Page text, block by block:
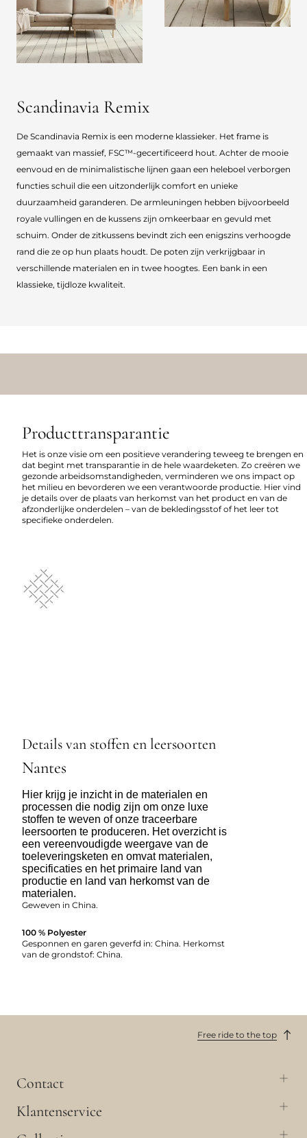
Scandinavia Remix
De Scandinavia Remix is een moderne klassieker. Het frame is
gemaakt van massief, FSC™-gecertificeerd hout. Achter de mooie
eenvoud en de minimalistische lijnen gaan een heleboel verborgen
functies schuil die een uitzonderlijk comfort en unieke
duurzaamheid garanderen. De armleuningen hebben bijvoorbeeld
royale vullingen en de kussens zijn omkeerbaar en gevuld met
schuim. Onder de zitkussens bevindt zich een enigszins verhoogde
rand die ze op hun plaats houdt. De poten zijn verkrijgbaar in
verschillende materialen en in twee hoogtes. Een bank in een
klassieke, tijdloze kwaliteit.
Producttransparantie
Het is onze visie om een positieve verandering teweeg te brengen en
dat begint met transparantie in de hele waardeketen. Zo creëren we
gezonde arbeidsomstandigheden, verminderen we ons impact op
het milieu en bevorderen we een verantwoorde productie. Hier vind
je details over de plaats van herkomst van het product en van de
afzonderlijke onderdelen – van de bekledingsstof of het leer tot
specifieke onderdelen.
Details van stoffen en leersoorten
Nantes
Hier krijg je inzicht in de materialen en
processen die nodig zijn om onze luxe
stoffen te weven of onze traceerbare
leersoorten te produceren. Het overzicht is
een vereenvoudigde weergave van de
toeleveringsketen en omvat materialen,
specificaties en het primaire land van
productie en land van herkomst van de
materialen.
Geweven in China.
100 % Polyester
Gesponnen en garen geverfd in: China. Herkomst
van de grondstof: China.
Free ride to the top
Contact
Klantenservice